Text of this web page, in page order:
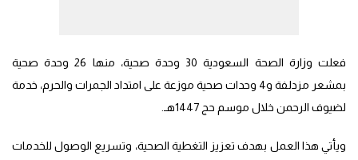
فعلت وزارة الصحة السعودية 30 وحدة صحية، منها 26 وحدة صحية
بمشعر مزدلفة و4 وحدات صحية موزعة على امتداد الجمرات والحرم، خدمة
لضيوف الرحمن خلال موسم حج 1447هـ.
ويأتي هذا العمل بهدف تعزيز التغطية الصحية، وتسريع الوصول للخدمات